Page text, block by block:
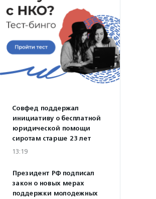
Совфед поддержал
инициативу о бесплатной
юридической помощи
сиротам старше 23 лет
13:19
Президент РФ подписал
закон о новых мерах
поддержки молодежных